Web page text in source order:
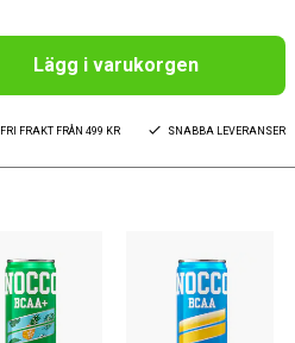
Lägg i varukorgen
FRI FRAKT FRÅN 499 KR SNABBA LEVERANSER